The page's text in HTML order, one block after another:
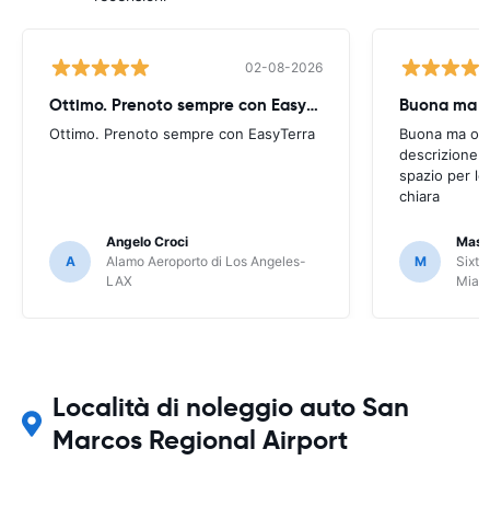
02-08-2026
Ottimo. Prenoto sempre con EasyTerra
Ottimo. Prenoto sempre con EasyTerra
A
Angelo Croci
Alamo Aeroporto di Los Angeles-
LAX
Buona ma
Buona ma
descrizione
spazio per
chiara
M
Sixt
Località di noleggio auto San
Marcos Regional Airport